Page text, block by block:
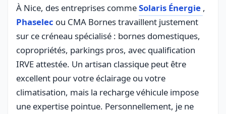
À Nice, des entreprises commeSolaris Énergie ,
Phaselec ou CMA Bornes travaillent justement
sur ce créneau spécialisé : bornes domestiques,
copropriétés, parkings pros, avec qualification
IRVE attestée. Un artisan classique peut être
excellent pour votre éclairage ou votre
climatisation, mais la recharge véhicule impose
une expertise pointue. Personnellement, je ne